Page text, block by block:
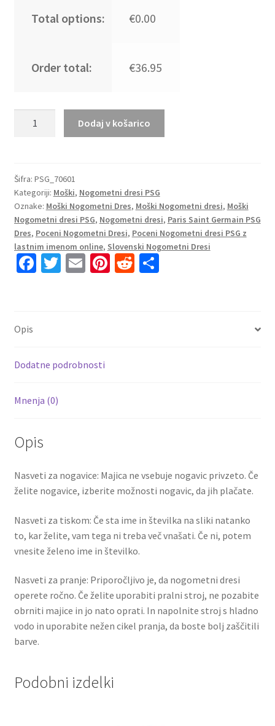
Total options: €0.00
Order total: €36.95
Saint-
Germain
PSG
Gostujoči
2023
Kratek
Rokav
VERRATTi
količina
Dodaj v košarico
Šifra: PSG_70601
Kategoriji: Moški, Nogometni dresi PSG
Oznake: Moški Nogometni Dres, Moški Nogometni dresi, Moški
Nogometni dresi PSG, Nogometni dresi, Paris Saint Germain PSG
Dres, Poceni Nogometni Dresi, Poceni Nogometni dresi PSG z
lastnim imenom online, Slovenski Nogometni Dresi
Fa
k
T E Pi R S
Opis
Dodatne podrobnosti
Mnenja (0)
Opis
Nasveti za nogavice: Majica ne vsebuje nogavic privzeto. Če
želite nogavice, izberite možnosti nogavic, da jih plačate.
Nasveti za tiskom: Če sta ime in številka na sliki natanko
to, kar želite, vam tega ni treba več vnašati. Če ni, potem
vnesite želeno ime in številko.
Nasveti za pranje: Priporočljivo je, da nogometni dresi
operete ročno. Če želite uporabiti pralni stroj, ne pozabite
obrniti majice in jo nato oprati. In napolnite stroj s hladno
vodo in uporabite nežen cikel pranja, da boste bolj zaščitili
barve.
Podobni izdelki